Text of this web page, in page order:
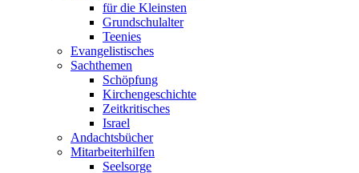
für die Kleinsten
Grundschulalter
Teenies
Evangelistisches
Sachthemen
Schöpfung
Kirchengeschichte
Zeitkritisches
Israel
Andachtsbücher
Mitarbeiterhilfen
Seelsorge